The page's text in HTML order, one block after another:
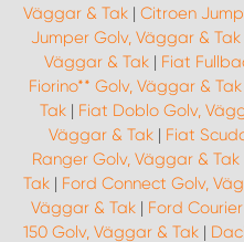
Väggar & Tak| Citroen
Jumper Golv, Väggar & Tak
Väggar & Tak| Fiat
Fiorino** Golv, Väggar & Tak
Tak| Fiat Doblo Golv,
Väggar & Tak| Fiat
Ranger Golv, Väggar & Tak
Tak | Ford Connect Golv,
Väggar & Tak | Ford
150 Golv, Väggar & Tak|